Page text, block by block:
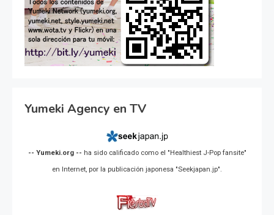
Yumeki Agency en TV
-- Yumeki.org -- ha sido calificado como el "Healthiest J-Pop fansite"
en Internet, por la publicación japonesa "Seekjapan.jp".